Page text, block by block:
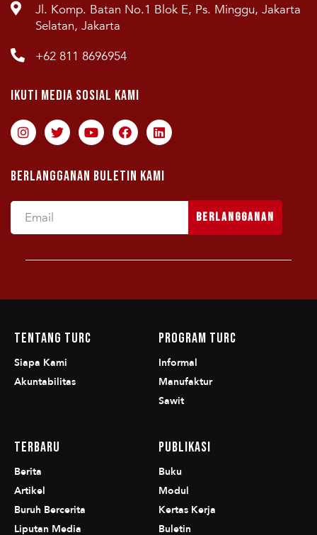
Jl. Komp. Batan No.1 Blok E, Ps. Minggu, Jakarta
Selatan, Jakarta
+62 811 8696954
Ikuti Media Sosial Kami
Berlangganan Buletin Kami
Berlangganan
Tentang TURC
Siapa Kami
Akuntabilitas
Program TURC
Informal
Manufaktur
Sawit
Terbaru
Berita
Artikel
Buruh Bercerita
Liputan Media
Publikasi
Buku
Modul
Kertas Kerja
Buletin